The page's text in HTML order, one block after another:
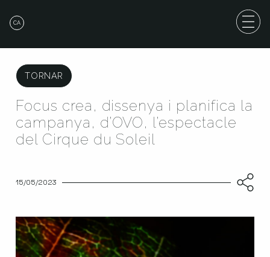
CA
TORNAR
Focus crea, dissenya i planifica la
campanya, d’OVO, l’espectacle
del Cirque du Soleil
15/05/2023